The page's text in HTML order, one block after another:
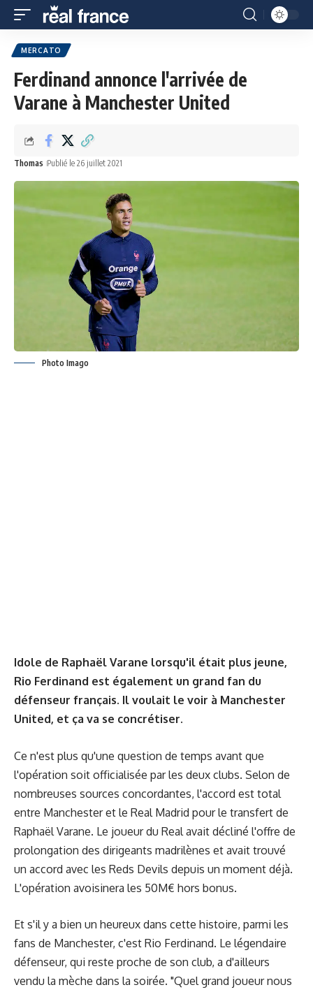
MERCATO
Ferdinand annonce l'arrivée de
Varane à Manchester United
Thomas Publié le 26 juillet 2021
Photo Imago
Idole de Raphaël Varane lorsqu'il était plus jeune,
Rio Ferdinand est également un grand fan du
défenseur français. Il voulait le voir à Manchester
United, et ça va se concrétiser.
Ce n'est plus qu'une question de temps avant que
l'opération soit officialisée par les deux clubs. Selon de
nombreuses sources concordantes, l'accord est total
entre Manchester et le Real Madrid pour le transfert de
Raphaël Varane. Le joueur du Real avait décliné l'offre de
prolongation des dirigeants madrilènes et avait trouvé
un accord avec les Reds Devils depuis un moment déjà.
L'opération avoisinera les 50M€ hors bonus.
Et s'il y a bien un heureux dans cette histoire, parmi les
fans de Manchester, c'est Rio Ferdinand. Le légendaire
défenseur, qui reste proche de son club, a d'ailleurs
vendu la mèche dans la soirée. "Quel grand joueur nous